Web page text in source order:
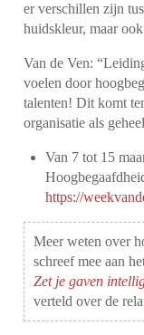
er verschillen zijn
huidskleur, maar
Van de Ven:
voelen door
talenten! Dit komt
organisatie als
Van 7 tot 15
https://
Meer weten over
schreef mee aan
Zet je gaven
verteld over de